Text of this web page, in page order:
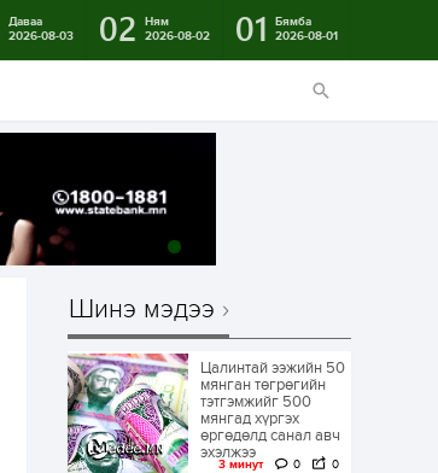
Даваа
2026-08-03
02
Ням
2026-08-02
01
Бямба
2026-08-01
Шинэ мэдээ
Цалинтай ээжийн 50
мянган төгрөгийн
тэтгэмжийг 500
мянгад хүргэх
өргөдөлд санал авч
эхэлжээ
3 минут 0 0